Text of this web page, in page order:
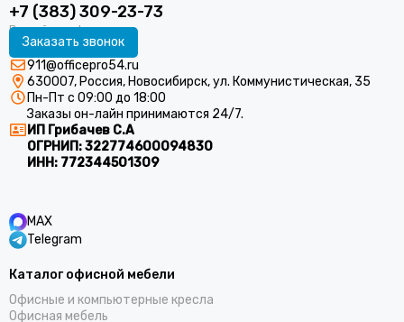
+7 (383) 309-23-73
Заказать звонок
911@officepro54.ru
630007, Россия, Новосибирск, ул. Коммунистическая, 35
Пн-Пт с 09:00 до 18:00
Заказы он-лайн принимаются 24/7.
ИП Грибачев С.А
ОГРНИП:322774600094830
ИНН: 772344501309
MAX
Telegram
Каталог офисной мебели
Офисные и компьютерные кресла
Офисная мебель